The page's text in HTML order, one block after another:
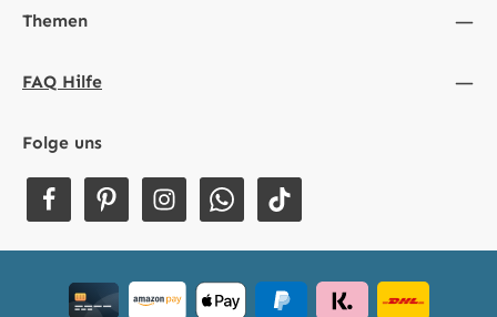
Themen
FAQ Hilfe
Folge uns